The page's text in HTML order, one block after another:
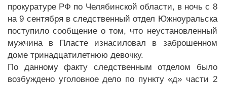
прокуратуре РФ по Челябинской области, в ночь с 8
на 9 сентября в следственный отдел Южноуральска
поступило сообщение о том, что неустановленный
мужчина в Пласте изнасиловал в заброшенном
доме тринадцатилетнюю девочку.
По данному факту следственным отделом было
возбуждено уголовное дело по пункту «д» части 2